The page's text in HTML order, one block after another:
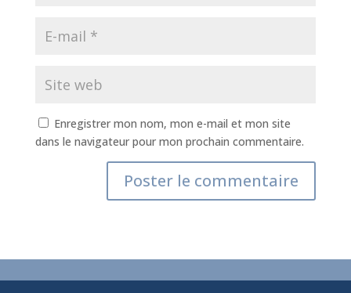
Enregistrer mon nom, mon e-mail et mon site
dans le navigateur pour mon prochain commentaire.